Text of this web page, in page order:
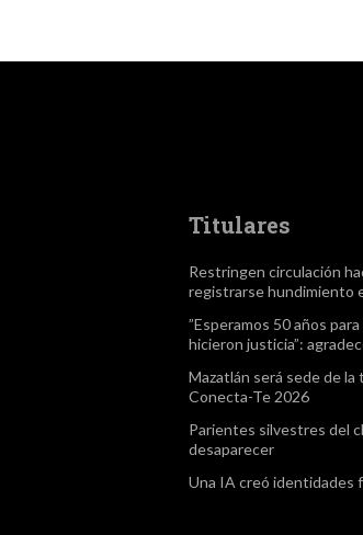
Titulares
Restringen circulación
registrarse hundimiento
”Esperamos 50 años
hicieron justicia”:
Mazatlán será sede de
Conecta-Te 2026
Parientes silvestres del
desaparecer
Una IA creó identidades